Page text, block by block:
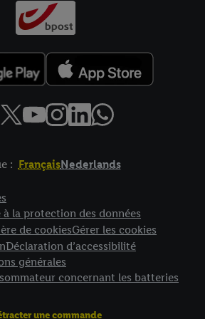
: FrançaisNederlands
la protection des données
de cookiesGérer les cookies
Déclaration d’accessibilité
générales
concernant les batteries
une commande